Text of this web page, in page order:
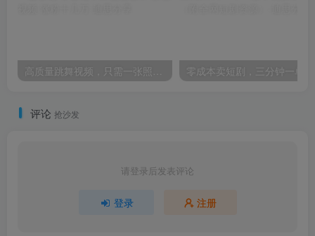
评论 抢沙发
请登录后发表评论
登录 注册